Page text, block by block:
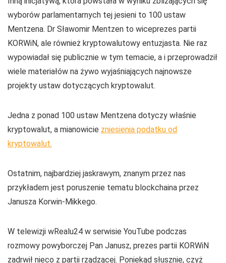
wyborów parlamentarnych tej jesieni to 100 ustaw
Mentzena. Dr Sławomir Mentzen to wiceprezes partii
KORWiN, ale również kryptowalutowy entuzjasta. Nie raz
wypowiadał się publicznie w tym temacie, a i przeprowadził
wiele materiałów na żywo wyjaśniających najnowsze
projekty ustaw dotyczących kryptowalut.
Jedna z ponad 100 ustaw Mentzena dotyczy właśnie
kryptowalut, a mianowicie zniesienia podatku od
kryptowalut.
Ostatnim, najbardziej jaskrawym, znanym przez nas
przykładem jest poruszenie tematu blockchaina przez
Janusza Korwin-Mikkego.
W telewizji wRealu24 w serwisie YouTube podczas
rozmowy powyborczej Pan Janusz, prezes partii KORWiN
zadrwił nieco z partii rządzącej. Poniekąd słusznie, czyż